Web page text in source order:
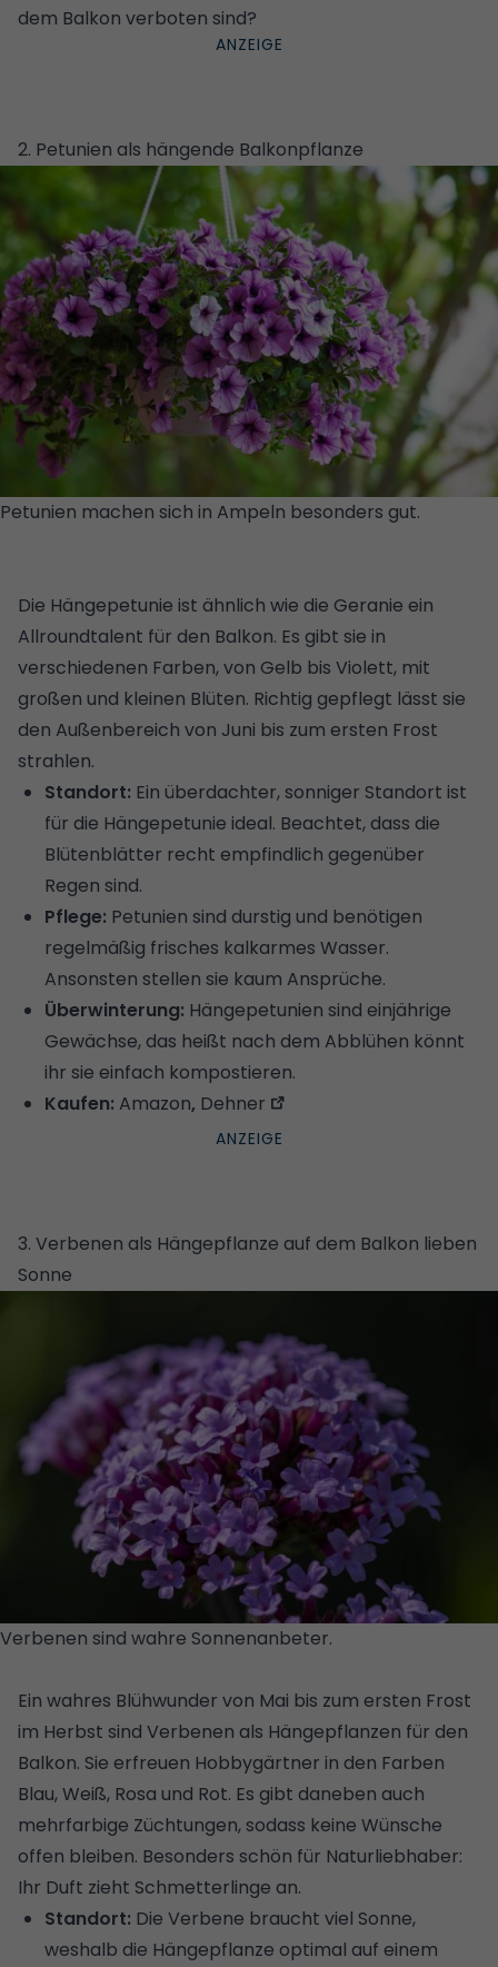
dem Balkon verboten sind?
2. Petunien als hängende Balkonpflanze
Petunien machen sich in Ampeln besonders gut.
Die Hängepetunie ist ähnlich wie die Geranie ein
Allroundtalent für den Balkon. Es gibt sie in
verschiedenen Farben, von Gelb bis Violett, mit
großen und kleinen Blüten. Richtig gepflegt lässt sie
den Außenbereich von Juni bis zum ersten Frost
strahlen.
Standort: Ein überdachter, sonniger Standort ist
für die Hängepetunie ideal. Beachtet, dass die
Blütenblätter recht empfindlich gegenüber
Regen sind.
Pflege: Petunien sind durstig und benötigen
regelmäßig frisches kalkarmes Wasser.
Ansonsten stellen sie kaum Ansprüche.
Überwinterung: Hängepetunien sind einjährige
Gewächse, das heißt nach dem Abblühen könnt
ihr sie einfach kompostieren.
Kaufen: Amazon, Dehner
3. Verbenen als Hängepflanze auf dem Balkon lieben
Sonne
Verbenen sind wahre Sonnenanbeter.
Ein wahres Blühwunder von Mai bis zum ersten Frost
im Herbst sind Verbenen als Hängepflanzen für den
Balkon. Sie erfreuen Hobbygärtner in den Farben
Blau, Weiß, Rosa und Rot. Es gibt daneben auch
mehrfarbige Züchtungen, sodass keine Wünsche
offen bleiben. Besonders schön für Naturliebhaber:
Ihr Duft zieht Schmetterlinge an.
Standort: Die Verbene braucht viel Sonne,
weshalb die Hängepflanze optimal auf einem